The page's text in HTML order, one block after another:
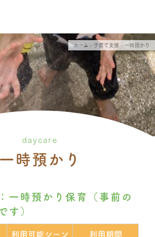
ホーム - 子育て支援 - 一時預かり
daycare
一時預かり
一時預かり保育（事前の
す）
利用可能シーン 利用期間